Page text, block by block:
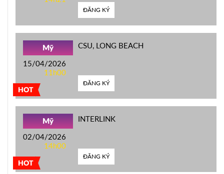
ĐĂNG KÝ
HOT
Mỹ
15/04/2026
11h00
CSU, LONG BEACH
ĐĂNG KÝ
HOT
Mỹ
02/04/2026
14h00
INTERLINK
ĐĂNG KÝ